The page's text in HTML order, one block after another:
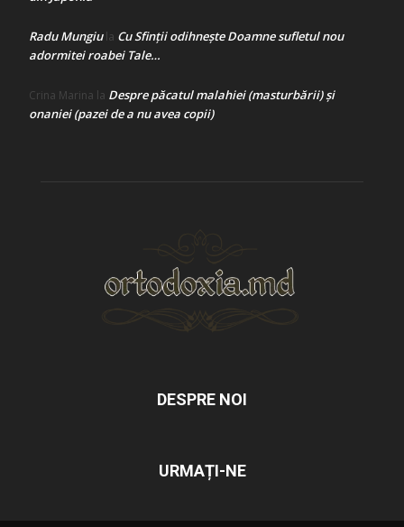
Radu Mungiula Cu Sfinții odihnește Doamne sufletul nou
adormitei roabei Tale…
Crina Marina la Despre păcatul malahiei (masturbării) şi
onaniei (pazei de a nu avea copii)
DESPRE NOI
URMAȚI-NE